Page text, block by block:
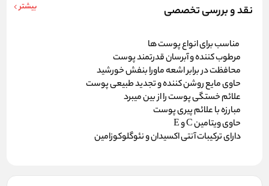
نقد و بررسی تخصصی بیشتر
مناسب برای انواع پوست ها
مرطوب کننده و آبرسان قدرتمند پوست
محافظت در برابر اشعه ماورا بنفش خورشید
حاوی مایع روشن کننده و تجدید طبیعی پوست
علائم خستگی پوست را از بین میبرد
مبارزه با علائم پیری پوست
حاوی ویتامین C و E
دارای ترکیبات آنتی اکسیدان و نئوگلوکوزامین